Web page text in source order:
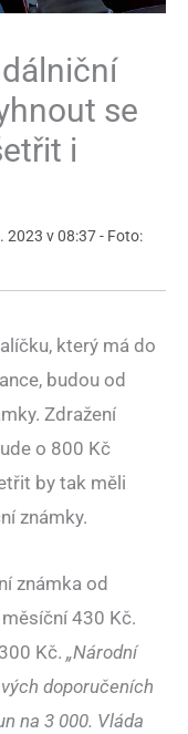
se
i
2023 v 08:37 - Foto:
který má do
budou od
Zdražení
o 800 Kč
by tak měli
známky.
známka od
430 Kč.
Kč. „Národní
doporučeních
na 3 000. Vláda